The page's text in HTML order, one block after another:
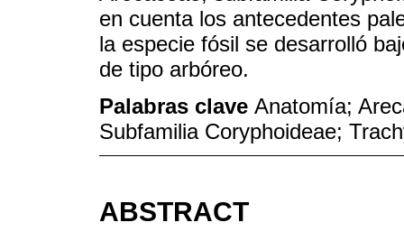
en cuenta los antecedentes
la especie fósil se desarrolló
de tipo arbóreo.
Palabras clave Anatomía;
Subfamilia Coryphoideae;
ABSTRACT